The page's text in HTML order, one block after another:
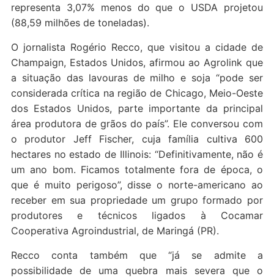
representa 3,07% menos do que o USDA projetou
(88,59 milhões de toneladas).
O jornalista Rogério Recco, que visitou a cidade de
Champaign, Estados Unidos, afirmou ao Agrolink que
a situação das lavouras de milho e soja “pode ser
considerada crítica na região de Chicago, Meio-Oeste
dos Estados Unidos, parte importante da principal
área produtora de grãos do país”. Ele conversou com
o produtor Jeff Fischer, cuja família cultiva 600
hectares no estado de Illinois: “Definitivamente, não é
um ano bom. Ficamos totalmente fora de época, o
que é muito perigoso”, disse o norte-americano ao
receber em sua propriedade um grupo formado por
produtores e técnicos ligados à Cocamar
Cooperativa Agroindustrial, de Maringá (PR).
Recco conta também que “já se admite a
possibilidade de uma quebra mais severa que o